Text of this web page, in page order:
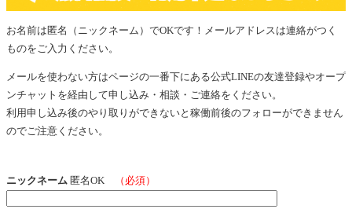
お名前は匿名（ニックネーム）でOKです！メールアドレスは連絡がつく
ものをご入力ください。
メールを使わない方はページの一番下にある公式LINEの友達登録やオープ
ンチャットを経由して申し込み・相談・ご連絡をください。
利用申し込み後のやり取りができないと稼働前後のフォローができません
のでご注意ください。
ニックネーム 匿名OK （必須）